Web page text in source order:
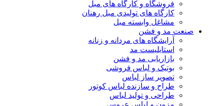
فروشگاه و کارگاه های مبل
کارگاه های تولیدی مبل رهنان
مشاغل وابسته مبل
صنعت مد و فشن
آرایشگاه های مردانه و زنانه
استایلیست مد
بازاریابی مد و فشن
بوتیک و لباس فروشی
تصویر ساز لباس
طراح و سازنده لباس کوتور
طراحی و تولید لباس
مزون و لباس عروس